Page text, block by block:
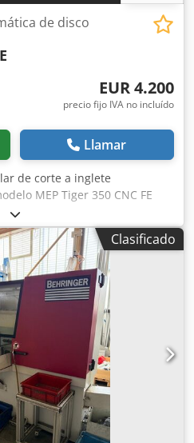
de disco
EUR 4.200
precio fijo IVA no incluído
Llamar
de corte a inglete
MEP Tiger 350 CNC FE
Año de fabricación: 1995
Ø 115 mm Rango de corte
mm Rango de corte a 45°
corte a 45° (rectangular):
a 30° (redondo): Ø 90 mm
90 x 95 mm Rango de
de corte (rectangular):
de sujeción: máx. 185
de la hoja de sierra:
a la izquierda hasta 45° a la
de sierra: 15 / 30 / 45 y 90
2,6 kW Conexión a la red
Consumo de aire comprimido:
80 longitudes de corte
Clasificado